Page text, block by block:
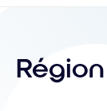
Région